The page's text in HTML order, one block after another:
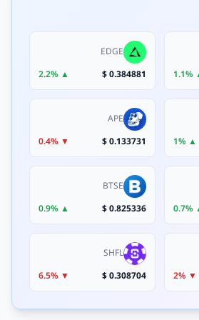
▲
EDGE
0.384881 $
▲ 2.2%
▲ 1%
APE
0.133731 $
▼ 0.4%
▲
BTSE
0.825336 $
▲ 0.9%
▼ 2%
SHFL
0.308704 $
▼ 6.5%